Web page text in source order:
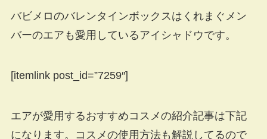
バビメロのバレンタインボックスはくれまぐメン
バーのエアも愛用しているアイシャドウです。
[itemlink post_id=”7259″]
エアが愛用するおすすめコスメの紹介記事は下記
になります。コスメの使用方法も解説してるので